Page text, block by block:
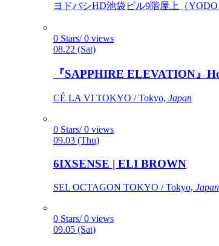
ヨドバシHD池袋ビル9階屋上（
0 Stars/ 0 views
08.22 (Sat)
『SAPPHIRE ELEVATION』
CÉ LA VI TOKYO / Tokyo, Japan
0 Stars/ 0 views
09.03 (Thu)
6IXSENSE | ELI BROWN
SEL OCTAGON TOKYO / Tokyo, Japan
0 Stars/ 0 views
09.05 (Sat)